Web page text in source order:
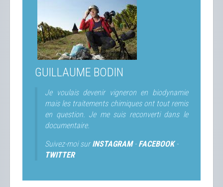
GUILLAUME BODIN
Je voulais devenir vigneron en biodynamie
mais les traitements chimiques ont tout remis
en question. Je me suis reconverti dans le
documentaire.
Suivez-moi surINSTAGRAM- FACEBOOK-
TWITTER